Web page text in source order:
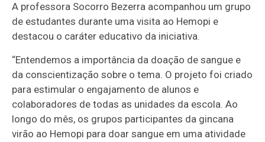
A professora Socorro Bezerra acompanhou um grupo
de estudantes durante uma visita ao Hemopi e
destacou o caráter educativo da iniciativa.
“Entendemos a importância da doação de sangue e
da conscientização sobre o tema. O projeto foi criado
para estimular o engajamento de alunos e
colaboradores de todas as unidades da escola. Ao
longo do mês, os grupos participantes da gincana
virão ao Hemopi para doar sangue em uma atividade